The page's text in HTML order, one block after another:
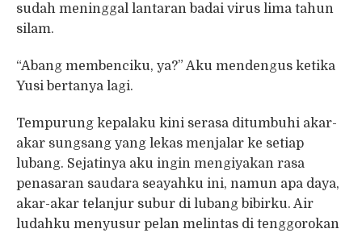
sudah meninggal lantaran badai virus lima tahun
silam.
“Abang membenciku, ya?” Aku mendengus ketika
Yusi bertanya lagi.
Tempurung kepalaku kini serasa ditumbuhi akar-
akar sungsang yang lekas menjalar ke setiap
lubang. Sejatinya aku ingin mengiyakan rasa
penasaran saudara seayahku ini, namun apa daya,
akar-akar telanjur subur di lubang bibirku. Air
ludahku menyusur pelan melintas di tenggorokan